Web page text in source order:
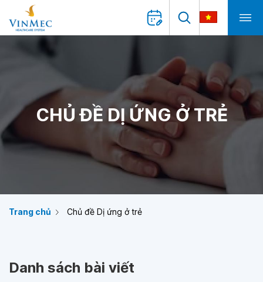
CHỦ ĐỀ DỊ ỨNG Ở TRẺ
Trang chủ Chủ đề Dị ứng ở trẻ
Danh sách bài viết